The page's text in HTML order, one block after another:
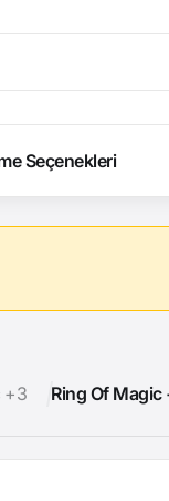
Seçenekleri
+3 Ring Of Magic